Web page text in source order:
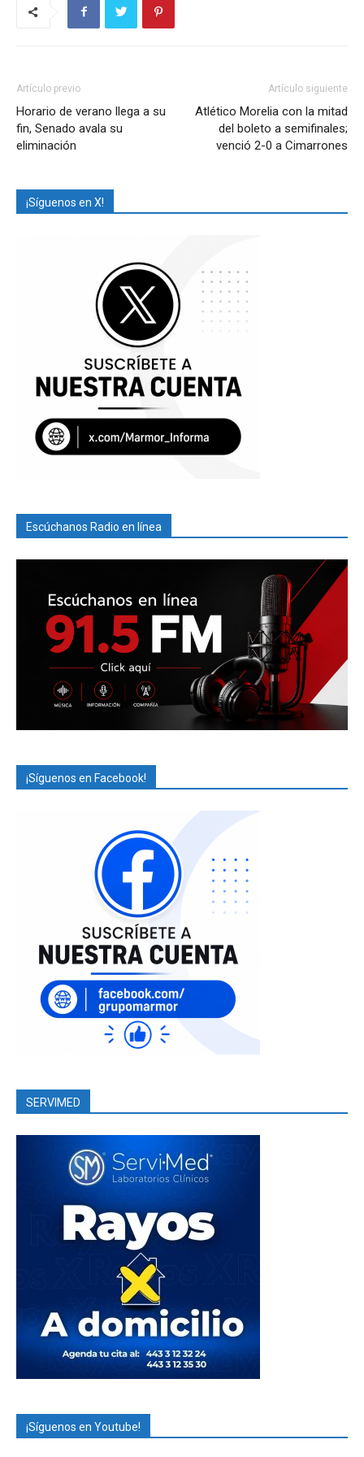
Artículo previo
Horario de verano llega a su
fin, Senado avala su
eliminación
Artículo siguiente
Atlético Morelia con la mitad
del boleto a semifinales;
venció 2-0 a Cimarrones
¡Síguenos en X!
Escúchanos Radio en línea
¡Síguenos en Facebook!
SERVIMED
¡Síguenos en Youtube!